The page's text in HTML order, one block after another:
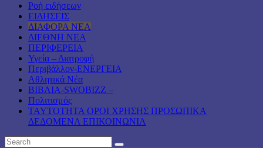
Ροή ειδήσεων
ΕΙΔΗΣΕΙΣ
ΔΙΑΦΟΡΑ ΝΕΑ
ΔΙΕΘΝΗ ΝΕΑ
ΠΕΡΙΦΕΡΕΙΑ
Υγεία – Διατροφή
Περιβάλλον-ΕΝΕΡΓΕΙΑ
Αθλητικά Νέα
ΒΙΒΛΙΑ-SWOBIZZ –
Πολιτισμός
TAYTOTHTA ΟΡΟΙ ΧΡΗΣΗΣ ΠΡΟΣΩΠΙΚΑ
ΔΕΔΟΜΕΝΑ ΕΠΙΚΟΙΝΩΝΙΑ